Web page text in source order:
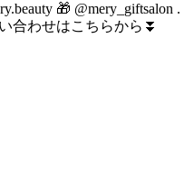
🎁 @mery_giftsalon .
合わせはこちらから⏬